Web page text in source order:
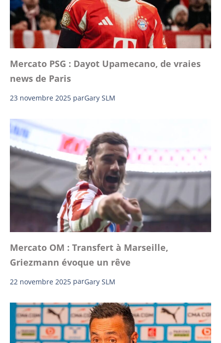
Mercato PSG : Dayot Upamecano, de vraies
news de Paris
23 novembre 2025 parGary SLM
Mercato OM : Transfert à Marseille,
Griezmann évoque un rêve
22 novembre 2025 parGary SLM